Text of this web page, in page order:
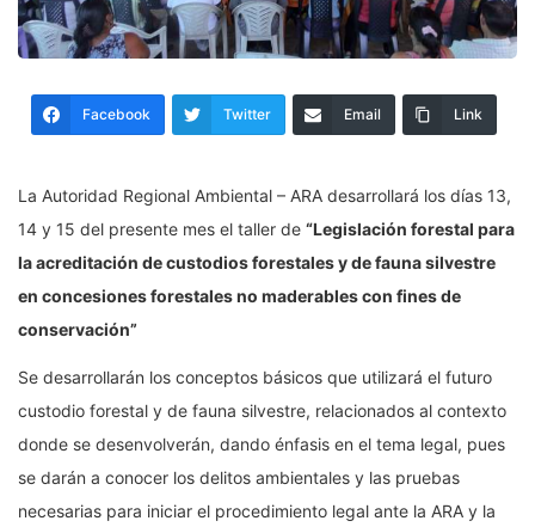
Facebook Twitter Email Link
La Autoridad Regional Ambiental – ARA desarrollará los días 13,
14 y 15 del presente mes el taller de “Legislación forestal para
la acreditación de custodios forestales y de fauna silvestre
en concesiones forestales no maderables con fines de
conservación”
Se desarrollarán los conceptos básicos que utilizará el futuro
custodio forestal y de fauna silvestre, relacionados al contexto
donde se desenvolverán, dando énfasis en el tema legal, pues
se darán a conocer los delitos ambientales y las pruebas
necesarias para iniciar el procedimiento legal ante la ARA y la